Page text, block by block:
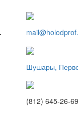
Шушары,
(812) 645-26-69